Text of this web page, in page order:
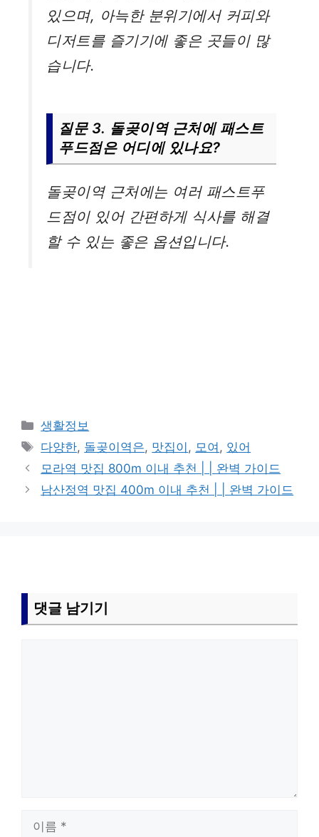
있으며, 아늑한 분위기에서 커피와
디저트를 즐기기에 좋은 곳들이 많
습니다.
질문 3. 돌곶이역 근처에 패스트
푸드점은 어디에 있나요?
돌곶이역 근처에는 여러 패스트푸
드점이 있어 간편하게 식사를 해결
할 수 있는 좋은 옵션입니다.
카
테
고
리
생활정보
태
그
다양한, 돌곶이역은, 맛집이 , 모여 , 있어
모라역 맛집 800m 이내 추천 | | 완벽 가이드
남산정역 맛집 400m 이내 추천 | | 완벽 가이드
댓글 남기기